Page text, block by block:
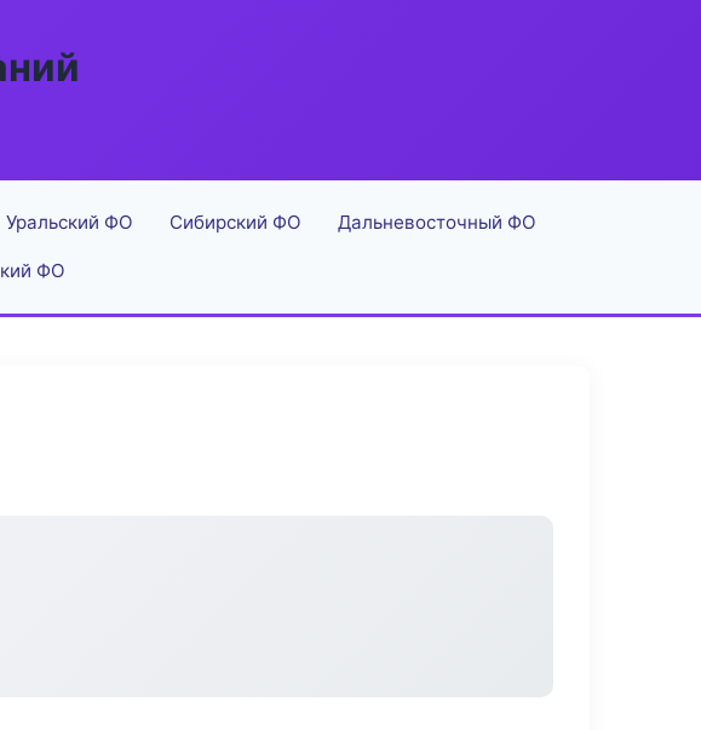
Уральский ФО Сибирский ФО Дальневосточный ФО
ФО